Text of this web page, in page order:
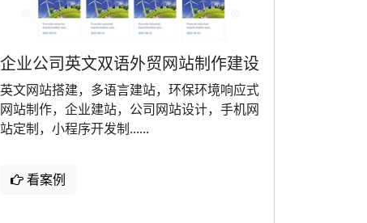
企业公司英文双语外贸网站制作建设
英文网站搭建，多语言建站，环保环境响应式
网站制作，企业建站，公司网站设计，手机网
站定制，小程序开发制......
看案例